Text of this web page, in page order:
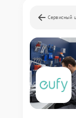
Сервисный